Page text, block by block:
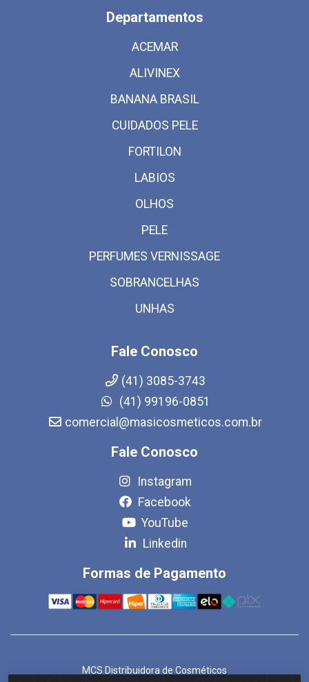
Departamentos
ACEMAR
ALIVINEX
BANANA BRASIL
CUIDADOS PELE
FORTILON
LABIOS
OLHOS
PELE
PERFUMES VERNISSAGE
SOBRANCELHAS
UNHAS
Fale Conosco
(41) 3085-3743
(41) 99196-0851
comercial@masicosmeticos.com.br
Fale Conosco
Instagram
Facebook
YouTube
Linkedin
Formas de Pagamento
MCS Distribuidora de Cosméticos